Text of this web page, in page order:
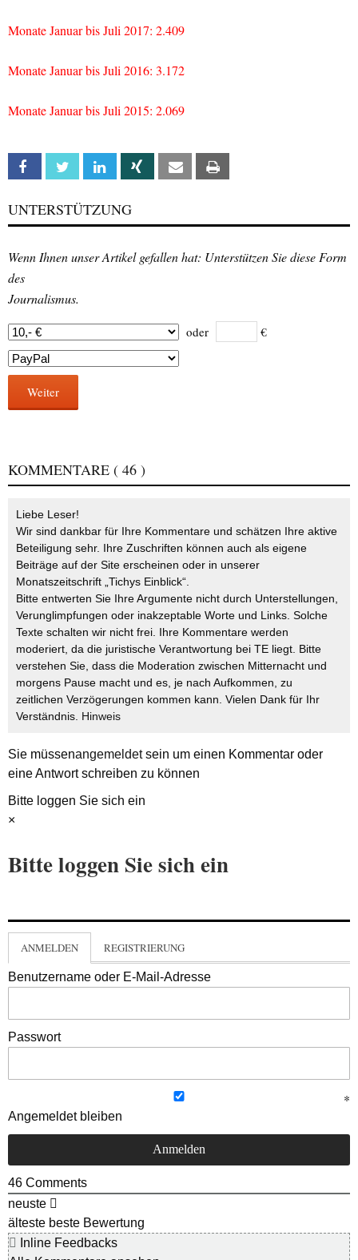
Monate Januar bis Juli 2017: 2.409
Monate Januar bis Juli 2016: 3.172
Monate Januar bis Juli 2015: 2.069
Facebook Twitter Linkedin Xing Email
UNTERSTÜTZUNG
Wenn Ihnen unser Artikel gefallen hat: Unterstützen Sie diese Form
des
Journalismus.
oder €
Weiter
KOMMENTARE ( 46 )
Liebe Leser!
Wir sind dankbar für Ihre Kommentare und schätzen Ihre aktive
Beteiligung sehr. Ihre Zuschriften können auch als eigene
Beiträge auf der Site erscheinen oder in unserer
Monatszeitschrift „Tichys Einblick“.
Bitte entwerten Sie Ihre Argumente nicht durch Unterstellungen,
Verunglimpfungen oder inakzeptable Worte und Links. Solche
Texte schalten wir nicht frei. Ihre Kommentare werden
moderiert, da die juristische Verantwortung bei TE liegt. Bitte
verstehen Sie, dass die Moderation zwischen Mitternacht und
morgens Pause macht und es, je nach Aufkommen, zu
zeitlichen Verzögerungen kommen kann. Vielen Dank für Ihr
Verständnis. Hinweis
Sie müssenangemeldetsein um einen Kommentar oder
eine Antwort schreiben zu können
Bitte loggen Sie sich ein
×
Bitte loggen Sie sich ein
ANMELDEN REGISTRIERUNG
Benutzername oder E-Mail-Adresse
Passwort
Angemeldet bleiben
46 Comments
neuste
älteste beste Bewertung
Inline Feedbacks